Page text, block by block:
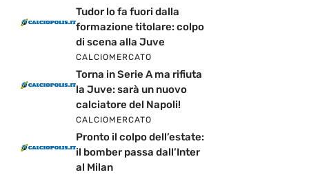
Tudor lo fa fuori dalla
formazione titolare: colpo
di scena alla Juve
CALCIOMERCATO
Torna in Serie A ma rifiuta
la Juve: sarà un nuovo
calciatore del Napoli!
CALCIOMERCATO
Pronto il colpo dell’estate:
il bomber passa dall’Inter
al Milan